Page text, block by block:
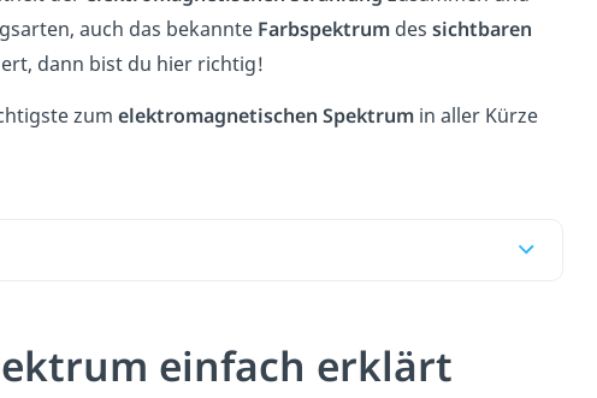
auch das bekannte Farbspektrumdes sichtbaren
dann bist du hier richtig!
zum elektromagnetischen Spektrumin aller Kürze
einfach erklärt